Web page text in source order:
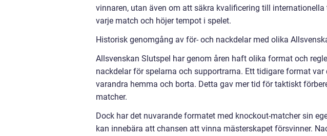
vinnaren, utan även om att säkra kvalificering till
varje match och höjer tempot i spelet.
Historisk genomgång av för- och nackdelar med olika
Allsvenskan Slutspel har genom åren haft olika format och
nackdelar för spelarna och supportrarna. Ett tidigare format
varandra hemma och borta. Detta gav mer tid för taktiskt
matcher.
Dock har det nuvarande formatet med knockout-matcher sin
kan innebära att chansen att vinna mästerskapet försvinner.